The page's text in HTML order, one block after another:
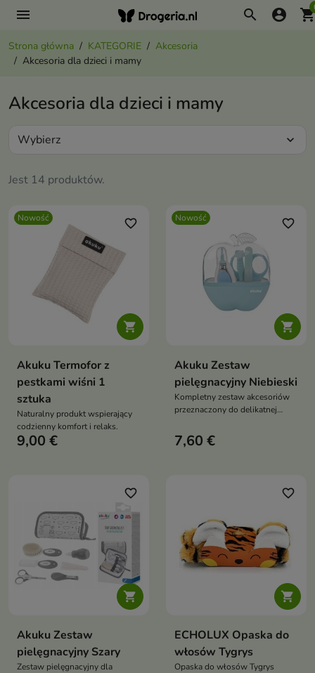
menu search account_circle
Strona główna KATEGORIE
Akcesoria
Akcesoria dla dzieci i mamy
Akcesoria dla dzieci i mamy
Jest 14 produktów.
Wybierz expand_more
Nowość

favorite_border
Akuku Termofor z
pestkami wiśni 1
sztuka
Naturalny produkt wspierający
codzienny komfort i relaks.
9,00 €
Nowość

favorite_border
Akuku Zestaw
pielęgnacyjny Niebieski
Kompletny zestaw akcesoriów
przeznaczony do delikatnej
pierwszych dni życia.
7,60 €

favorite_border
Akuku Zestaw
pielęgnacyjny Szary
Zestaw pielęgnacyjny dla

favorite_border
ECHOLUX Opaska do
włosów Tygrys
Opaska do włosów Tygrys